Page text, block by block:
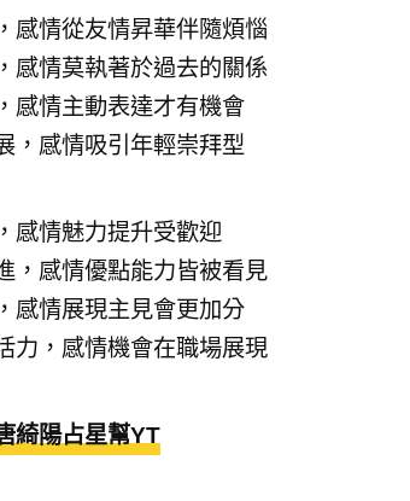
感情從友情昇華伴隨煩惱
感情莫執著於過去的關係
感情主動表達才有機會
，感情吸引年輕崇拜型
感情魅力提升受歡迎
，感情優點能力皆被看見
感情展現主見會更加分
力，感情機會在職場展現
綺陽占星幫YT